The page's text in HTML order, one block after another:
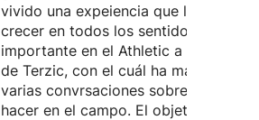
vivido una expeiencia que le ha
crecer en todos los sentidos. Quiere
importante en el Athletic a las
de Terzic, con el cuál ha mantenido
varias convrsaciones sobre lo que
hacer en el campo. El objetivo del